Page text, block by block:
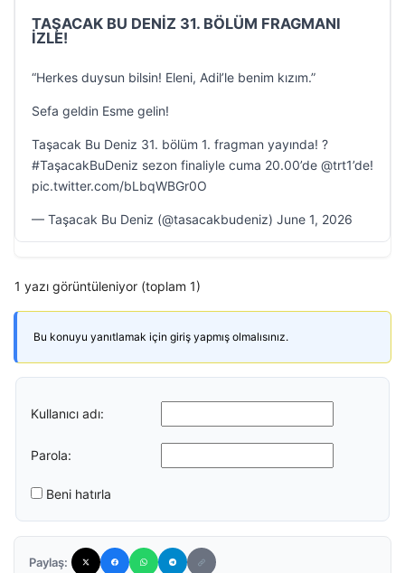
TAŞACAK BU DENİZ 31. BÖLÜM FRAGMANI
İZLE!
“Herkes duysun bilsin! Eleni, Adil’le benim kızım.”
Sefa geldin Esme gelin!
Taşacak Bu Deniz 31. bölüm 1. fragman yayında! ?
#TaşacakBuDeniz sezon finaliyle cuma 20.00’de @trt1’de!
pic.twitter.com/bLbqWBGr0O
— Taşacak Bu Deniz (@tasacakbudeniz) June 1, 2026
1 yazı görüntüleniyor (toplam 1)
Bu konuyu yanıtlamak için giriş yapmış olmalısınız.
Kullanıcı adı:
Parola:
Beni hatırla
Paylaş: